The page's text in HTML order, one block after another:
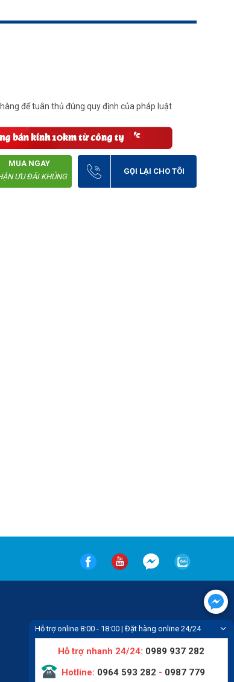
để tuân thủ đúng quy định của pháp luật
MUA NGAY
ƯU ĐÃI KHỦNG
GỌI LẠI CHO TÔI
Hỗ trợ online 8:00 - 18:00 | Đặt hàng online 24/24
Hỗ trợ nhanh 24/24: 0989 937 282
Hotline: 0964 593 282 - 0987 779